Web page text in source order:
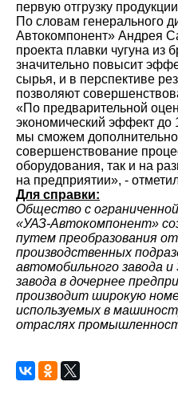
первую отгрузку
По словам генерального
Автокомпонент» Андрея
проекта плавки чугуна из
значительно повысит
сырья, и в перспективе
позволяют
«По предварительной
экономический эффект до
мы сможем дополнительно
совершенствование
оборудования, так и на
на предприятии», -
Для справки:
Общество с
«УАЗ-Автокомпонент»
путем преобразования
производственных
автомобильного завода
завода в дочернее
производит широкую
используемых в
отраслях